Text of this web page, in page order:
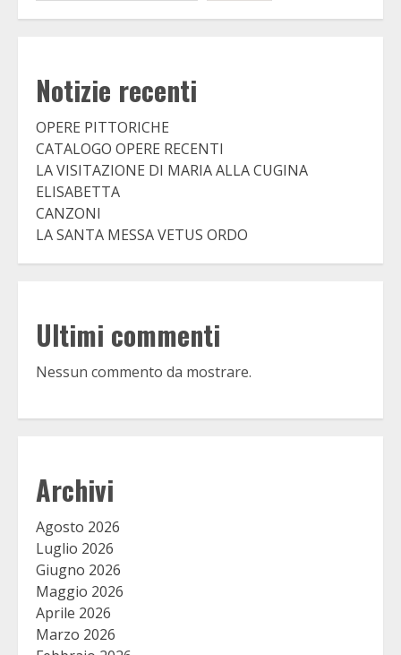
Notizie recenti
OPERE PITTORICHE
CATALOGO OPERE RECENTI
LA VISITAZIONE DI MARIA ALLA CUGINA
ELISABETTA
CANZONI
LA SANTA MESSA VETUS ORDO
Ultimi commenti
Nessun commento da mostrare.
Archivi
Agosto 2026
Luglio 2026
Giugno 2026
Maggio 2026
Aprile 2026
Marzo 2026